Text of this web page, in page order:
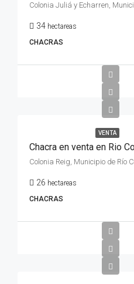
34 hectareas
CHACRAS
VENTA
26 hectareas
CHACRAS